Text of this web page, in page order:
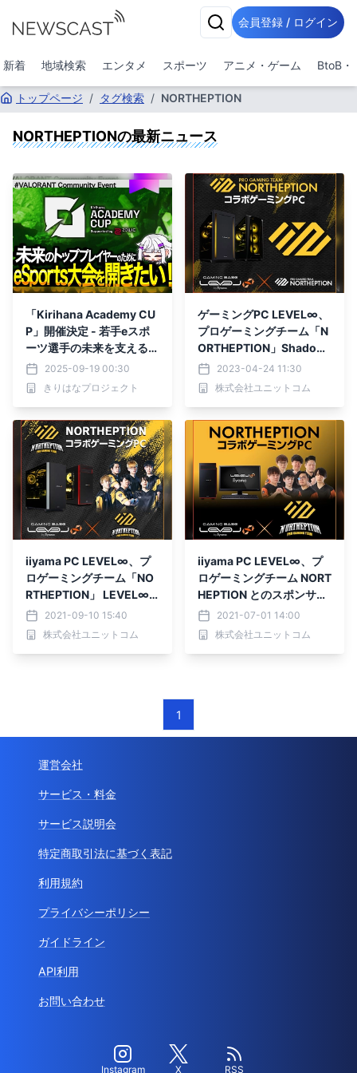
会員登録 / ログイン
新着 地域検索 エンタメ スポーツ アニメ・ゲーム BtoB・
トップページ / タグ検索 / NORTHEPTION
NORTHEPTIONの最新ニュース
「Kirihana Academy CU
P」開催決定 - 若手eスポ
ーツ選手の未来を支えるク
ラウドファンディング実施
中
2025-09-19 00:30
きりはなプロジェクト
ゲーミングPC LEVEL∞、
プロゲーミングチーム「N
ORTHEPTION」Shadow
verse部門設立記念とし
て、 WEBクーポン配布
や、サイン入りユニフォー
ペーンを実施
2023-04-24 11:30
株式会社ユニットコム
iiyama PC LEVEL∞、プ
ロゲーミングチーム「NO
RTHEPTION」 LEVEL∞ R
GB Buildコラボゲーミン
グPC発売
2021-09-10 15:40
株式会社ユニットコム
iiyama PC LEVEL∞、プ
ロゲーミングチーム NORT
HEPTION とのスポンサー
契約を発表。コラボゲーミ
ングPCを発売。
2021-07-01 14:00
株式会社ユニットコム
1
運営会社
サービス・料金
サービス説明会
特定商取引法に基づく表記
利用規約
プライバシーポリシー
ガイドライン
API利用
お問い合わせ
Instagram X RSS